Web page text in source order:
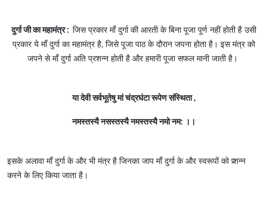
दुर्गा जी का महामंत्र : जिस प्रकार माँ दुर्गा की आरती के बिना पूजा पूर्ण नहीं होती है उसी
प्रकार ये माँ दुर्गा का महामंत्र है, जिसे पूजा पाठ के दौरान जपना होता है। इस मंत्र को
जपने से माँ दुर्गा अति प्रशन्न होती है और हमारी पूजा सफल मानी जाती है।
या देवी सर्वभूतेषु मां चंद्रघंटा रूपेण संस्थिता ,
नमस्तस्यै नसस्तस्यै नमस्तस्यै नमो नम: ।।
इसके अलावा माँ दुर्गा के और भी मंत्र है जिनका जाप माँ दुर्गा के और स्वरूपों को प्र्शन्न
करने के लिए किया जाता है।